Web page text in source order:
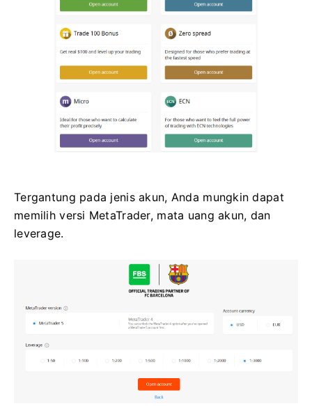
Tergantung pada jenis akun, Anda mungkin dapat
memilih versi MetaTrader, mata uang akun, dan
leverage.